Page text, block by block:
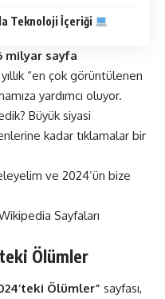
Teknoloji İçeriği
milyar sayfa
“en çok görüntülenen
yardımcı oluyor.
Büyük siyasi
kadar tıklamalar bir
ve 2024’ün bize
Ölümler
Ölümler” sayfası,